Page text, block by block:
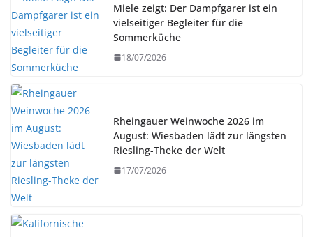
Miele zeigt: Der Dampfgarer ist ein
vielseitiger Begleiter für die
Sommerküche
18/07/2026
Rheingauer Weinwoche 2026 im
August: Wiesbaden lädt zur längsten
Riesling-Theke der Welt
17/07/2026